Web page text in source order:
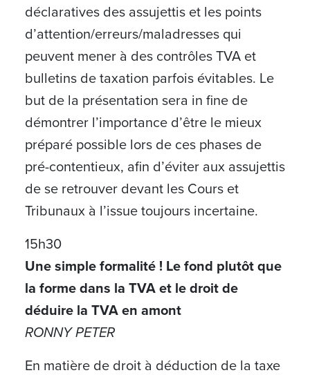
déclaratives des assujettis et les points
d’attention/erreurs/maladresses qui
peuvent mener à des contrôles TVA et
bulletins de taxation parfois évitables. Le
but de la présentation sera in fine de
démontrer l’importance d’être le mieux
préparé possible lors de ces phases de
pré-contentieux, afin d’éviter aux assujettis
de se retrouver devant les Cours et
Tribunaux à l’issue toujours incertaine.
15h30
Une simple formalité ! Le fond plutôt que
la forme dans la TVA et le droit de
déduire la TVA en amont
RONNY PETER
En matière de droit à déduction de la taxe